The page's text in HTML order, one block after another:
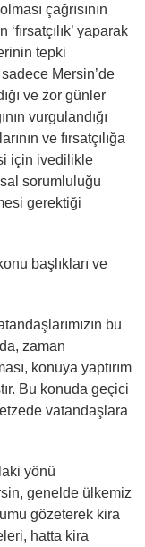
çağrısının
yaparak
tepki
Mersin’de
ve zor günler
vurgulandığı
ve fırsatçılığa
için ivedilikle
sorumluluğu
gerektiği
başlıkları ve
bu
zaman
konuya yaptırım
Bu konuda geçici
vatandaşlara
yönü
genelde ülkemiz
gözeterek kira
hatta kira